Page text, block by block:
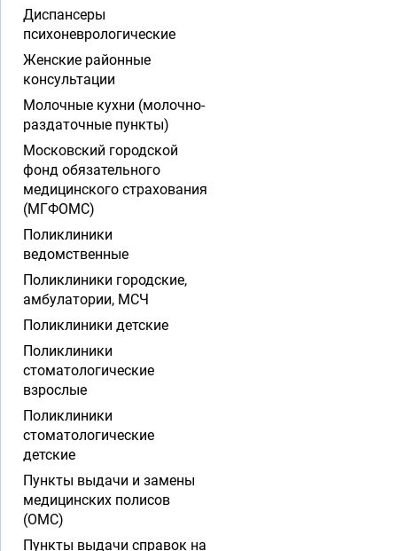
Диспансеры
психоневрологические
Женские районные
консультации
Молочные кухни (молочно-
раздаточные пункты)
Московский городской
фонд обязательного
медицинского страхования
(МГФОМС)
Поликлиники
ведомственные
Поликлиники городские,
амбулатории, МСЧ
Поликлиники детские
Поликлиники
стоматологические
взрослые
Поликлиники
стоматологические
детские
Пункты выдачи и замены
медицинских полисов
(ОМС)
Пункты выдачи справок на